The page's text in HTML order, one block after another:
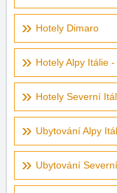
Hotely Dimaro
Hotely Alpy Itálie
Hotely Severní
Ubytování Alpy
Ubytování